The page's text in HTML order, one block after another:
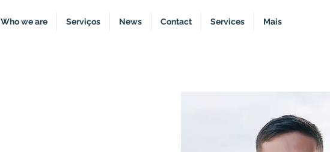
Who we are Serviços News Contact Services Mais